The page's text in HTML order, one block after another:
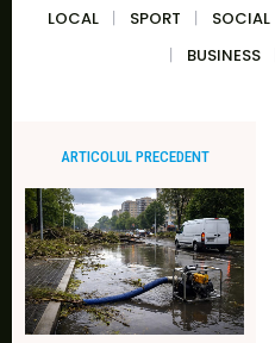
LOCAL SPORT SOCIAL
BUSINESS
ARTICOLUL PRECEDENT